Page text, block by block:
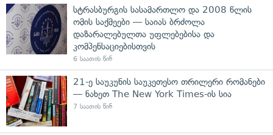
სტრასბურგის სასამართლო და 2008 წლის
ომის საქმეები — საიას ბრძოლა
დაზარალებულთა უფლებებისა და
კომპენსაციებისთვის
6 საათის წინ
21-ე საუკუნის საუკეთესო თრილერი რომანები
— ნახეთ The New York Times-ის სია
7 საათის წინ